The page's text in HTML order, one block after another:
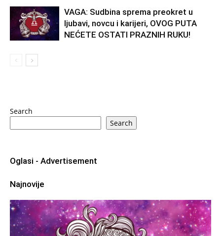
VAGA: Sudbina sprema preokret u
ljubavi, novcu i karijeri, OVOG PUTA
NEĆETE OSTATI PRAZNIH RUKU!
Search
Search
Oglasi - Advertisement
Najnovije